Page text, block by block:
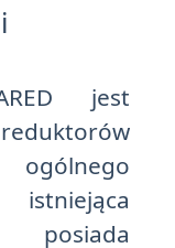
jest
istniejąca